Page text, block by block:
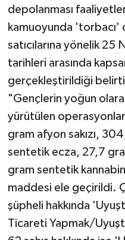
depolanması
kamuoyunda 'torbacı'
satıcılarına yönelik 25
tarihleri arasında
gerçekleştirildiği
"Gençlerin yoğun
yürütülen
gram afyon sakızı,
sentetik ecza, 27,7
gram sentetik
maddesi ele geçirildi.
şüpheli hakkında
Ticareti Yapmak/